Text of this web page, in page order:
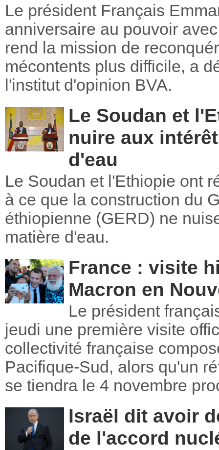
Le président Français
anniversaire au pouvoir
rend la mission de
mécontents plus difficile, a
l'institut d'opinion BVA.
Le Soudan et
nuire aux
d'eau
Le Soudan et l'Ethiopie ont
à ce que la construction du
éthiopienne (GERD) ne
matière d'eau.
France : visite
Macron en
Le président
jeudi une première visite
collectivité française
Pacifique-Sud, alors qu'un
se tiendra le 4 novembre
Israël dit avoir
de l'accord